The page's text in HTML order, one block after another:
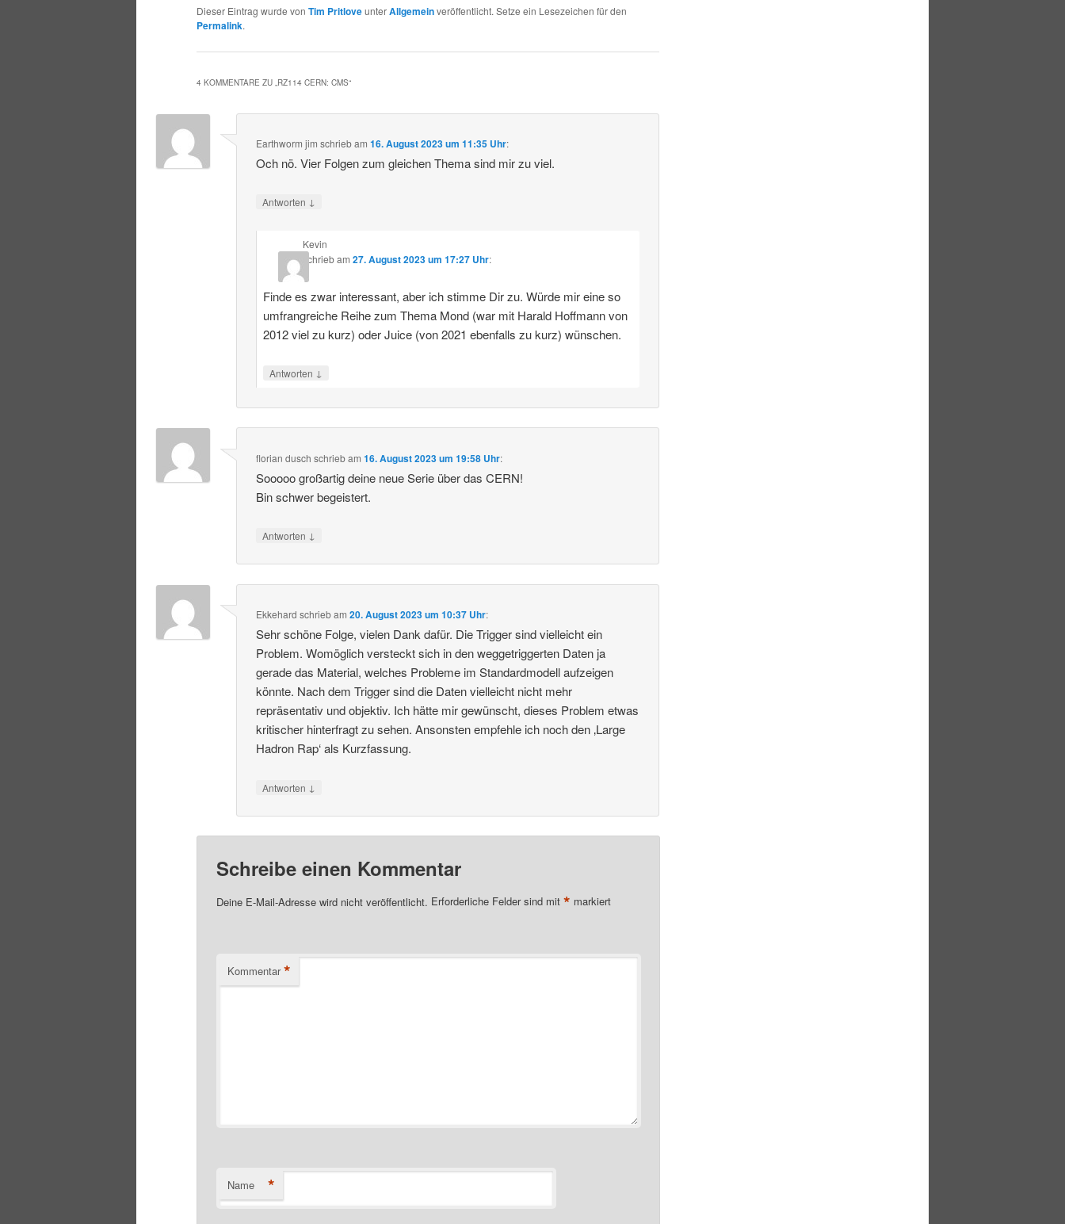
Dieser Eintrag wurde von Tim PritloveunterAllgemeinveröffentlicht. Setze ein Lesezeichen für den
Permalink.
4 KOMMENTARE ZU „ RZ114 CERN: CMS“
Earthworm jim schriebam16. August 2023 um 11:35 Uhr:
Och nö. Vier Folgen zum gleichen Thema sind mir zu viel.
Antworten ↓
Kevin
schriebam 27. August 2023 um 17:27 Uhr:
Finde es zwar interessant, aber ich stimme Dir zu. Würde mir eine so
umfrangreiche Reihe zum Thema Mond (war mit Harald Hoffmann von
2012 viel zu kurz) oder Juice (von 2021 ebenfalls zu kurz) wünschen.
Antworten ↓
florian dusch schriebam16. August 2023 um 19:58 Uhr:
Sooooo großartig deine neue Serie über das CERN!
Bin schwer begeistert.
Antworten ↓
Ekkehard schriebam20. August 2023 um 10:37 Uhr:
Sehr schöne Folge, vielen Dank dafür. Die Trigger sind vielleicht ein
Problem. Womöglich versteckt sich in den weggetriggerten Daten ja
gerade das Material, welches Probleme im Standardmodell aufzeigen
könnte. Nach dem Trigger sind die Daten vielleicht nicht mehr
repräsentativ und objektiv. Ich hätte mir gewünscht, dieses Problem etwas
kritischer hinterfragt zu sehen. Ansonsten empfehle ich noch den ‚Large
Hadron Rap‘ als Kurzfassung.
Antworten ↓
Schreibe einen Kommentar
Deine E-Mail-Adresse wird nicht veröffentlicht. Erforderliche Felder sind mit* markiert
Kommentar *
Name *